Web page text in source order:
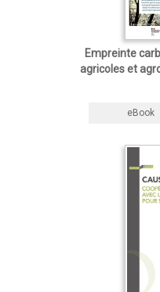
Empreinte
agricoles et
eBook